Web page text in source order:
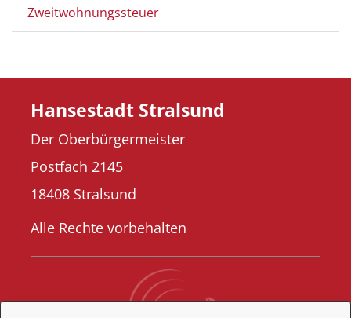
Zweitwohnungssteuer
Hansestadt Stralsund
Der Oberbürgermeister
Postfach 2145
18408 Stralsund
Alle Rechte vorbehalten